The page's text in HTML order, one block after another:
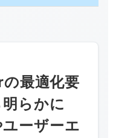
最適化要
らかに
ーザーエ